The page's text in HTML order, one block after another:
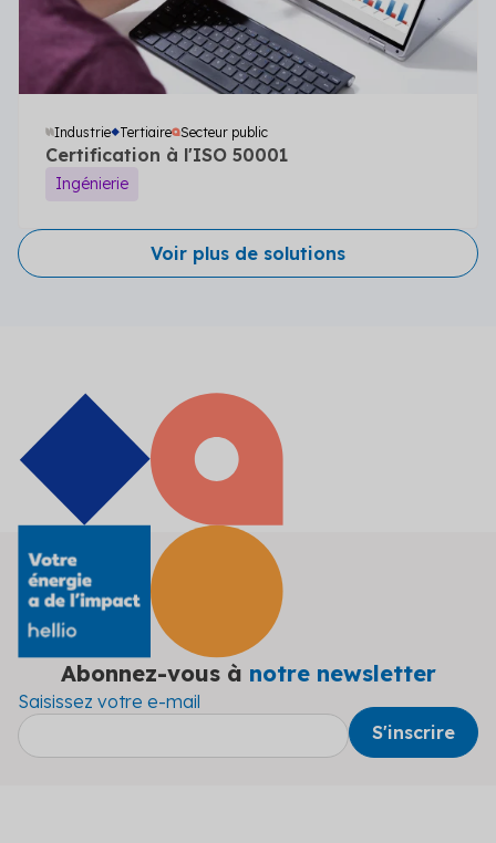
Industrie Tertiaire Secteur public
Certification à l'ISO 50001
Ingénierie
Voir plus de solutions
Abonnez-vous à notre newsletter
Saisissez votre e-mail